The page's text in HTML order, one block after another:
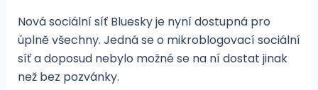
Nová sociální síť Bluesky je nyní dostupná pro
úplně všechny. Jedná se o mikroblogovací sociální
síť a doposud nebylo možné se na ní dostat jinak
než bez pozvánky.